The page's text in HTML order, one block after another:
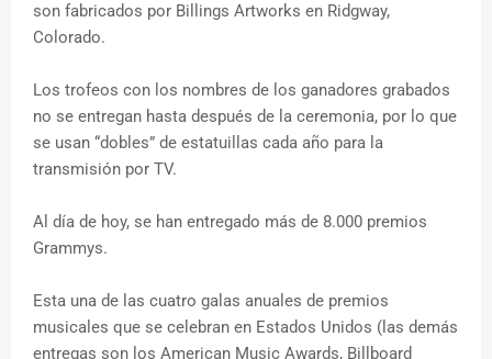
son fabricados por Billings Artworks en Ridgway,
Colorado.
Los trofeos con los nombres de los ganadores grabados
no se entregan hasta después de la ceremonia, por lo que
se usan “dobles” de estatuillas cada año para la
transmisión por TV.
Al día de hoy, se han entregado más de 8.000 premios
Grammys.
Esta una de las cuatro galas anuales de premios
musicales que se celebran en Estados Unidos (las demás
entregas son los American Music Awards, Billboard